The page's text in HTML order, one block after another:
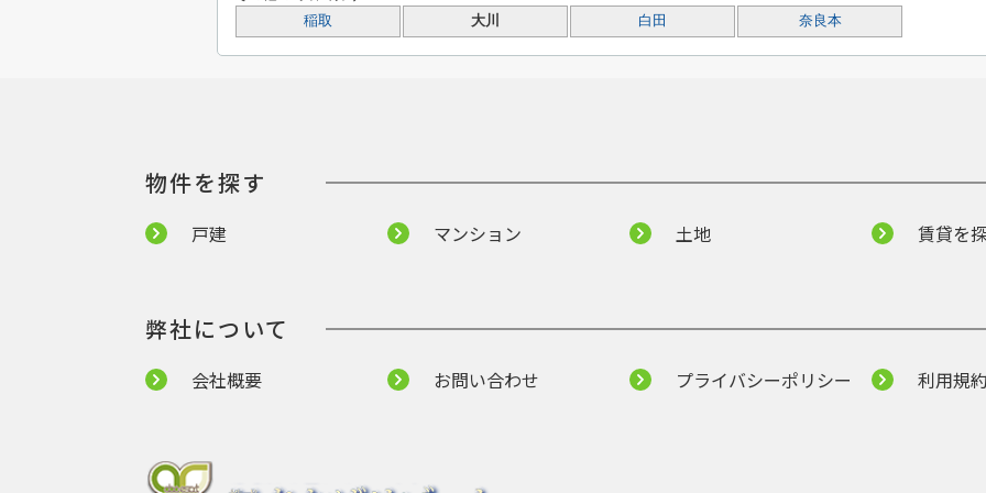
稲取 大川 白田 奈良本
物件を探す
戸建 マンション 土地 賃貸を
弊社について
会社概要 お問い合わせ プライバシーポリシー 利用規